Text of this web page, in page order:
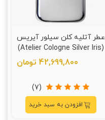
عطر آتلیه کلن سیلور آیریس
(Atelier Cologne Silver Iris)
42,699,800 تومان
(7)
افزودن به سبد خرید